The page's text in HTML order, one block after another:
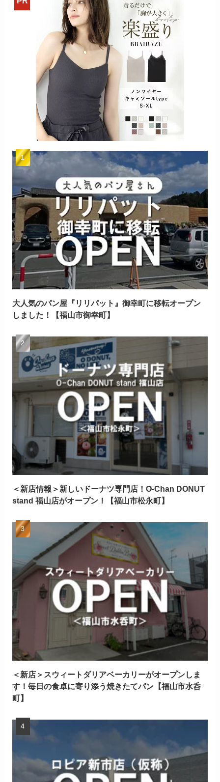
大人気のパン屋『リリパット』御幸町に移転オープン
しました！【福山市御幸町】
＜新店情報＞新しいドーナツ専門店！O-Chan DONUT
stand 福山店がオープン！【福山市松永町】
＜新店＞スウィートダリアベーカリーがオープンしま
す！毎日の食卓に寄り添う焼きたてパン【福山市水呑
町】